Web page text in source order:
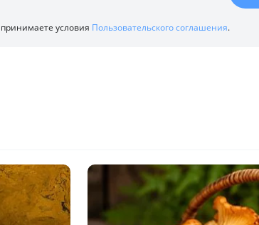
условия Пользовательского соглашения.